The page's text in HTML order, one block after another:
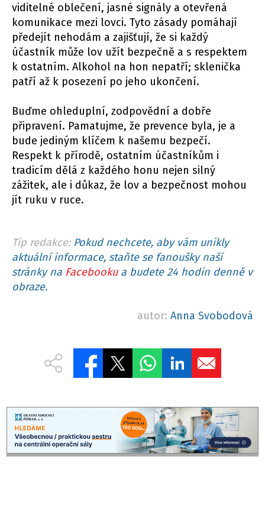
viditelné oblečení, jasné signály a otevřená
komunikace mezi lovci. Tyto zásady pomáhají
předejít nehodám a zajišťují, že si každý
účastník může lov užít bezpečně a s respektem
k ostatním. Alkohol na hon nepatří; sklenička
patří až k posezení po jeho ukončení.
Buďme ohleduplní, zodpovědní a dobře
připravení. Pamatujme, že prevence byla, je a
bude jediným klíčem k našemu bezpečí.
Respekt k přírodě, ostatním účastníkům i
tradicím dělá z každého honu nejen silný
zážitek, ale i důkaz, že lov a bezpečnost mohou
jít ruku v ruce.
Tip redakce: Pokud nechcete, aby vám unikly
aktuální informace, staňte se fanoušky naší
stránky na Facebookua budete 24 hodin denně v
obraze.
autor: Anna Svobodová